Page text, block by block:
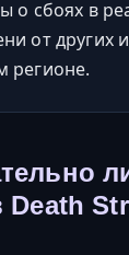
о сбоях в
от других
регионе.
Death